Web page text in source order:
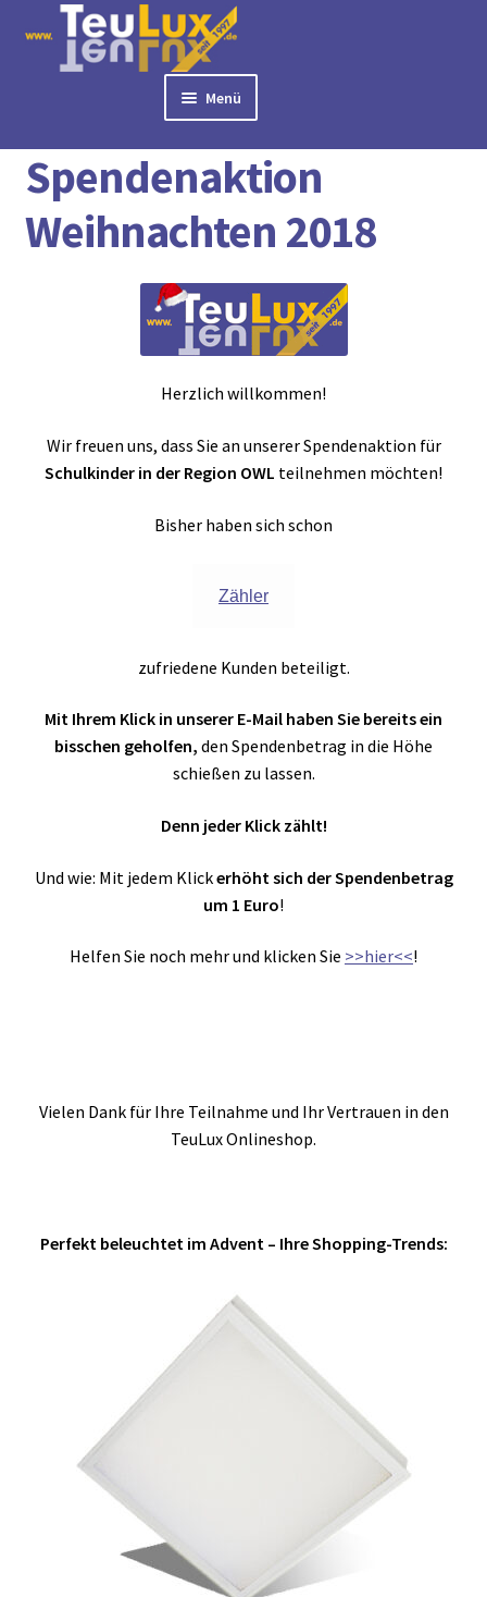
Navigation
springen
Inhalt
springen
Menü
► LED PANELS
► RASTERLEUCHTEN
► DOWNLIGHTS
► TISCHLEUCHTEN
► 3 PHASEN STROMSCHIENE
► LEUCHTMITTEL
► VERSANDARTEN
Spendenaktion
Weihnachten 2018
Herzlich willkommen!
Wir freuen uns, dass Sie an unserer Spendenaktion für
Schulkinder in der Region OWL teilnehmen möchten!
Bisher haben sich schon
Zähler
zufriedene Kunden beteiligt.
Mit Ihrem Klick in unserer E-Mail haben Sie bereits ein
bisschen geholfen, den Spendenbetrag in die Höhe
schießen zu lassen.
Denn jeder Klick zählt!
Und wie: Mit jedem Klickerhöht sich der Spendenbetrag
um 1 Euro!
Helfen Sie noch mehr und klicken Sie >>hier<<!
Vielen Dank für Ihre Teilnahme und Ihr Vertrauen in den
TeuLux Onlineshop.
Perfekt beleuchtet im Advent – Ihre Shopping-Trends: